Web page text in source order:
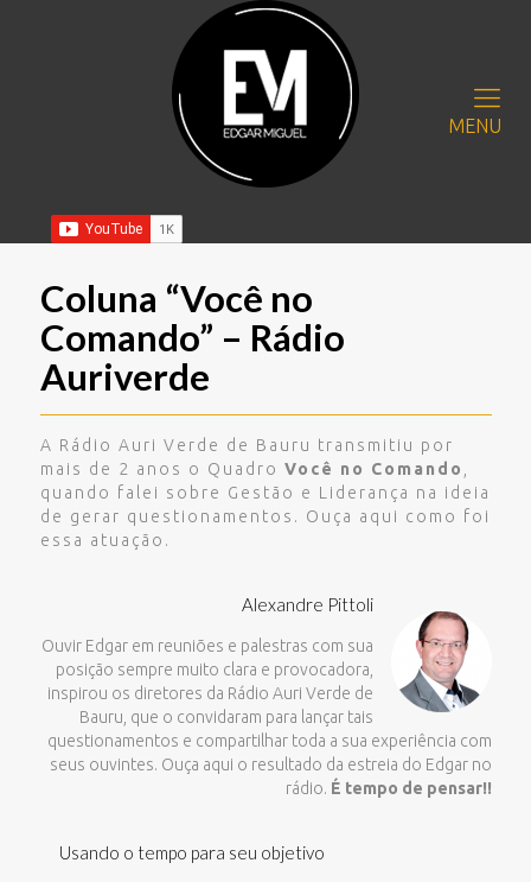
MENU
Coluna “Você no
Comando” – Rádio
Auriverde
A Rádio Auri Verde de Bauru transmitiu por
mais de 2 anos o Quadro Você no Comando
quando falei sobre Gestão e Liderança na ideia
de gerar questionamentos. Ouça aqui como foi
essa atuação.
Alexandre Pittoli
Ouvir Edgar em reuniões e palestras com sua
posição sempre muito clara e provocadora,
inspirou os diretores da Rádio Auri Verde de
Bauru, que o convidaram para lançar tais
questionamentos e compartilhar toda a sua experiência com
seus ouvintes. Ouça aqui o resultado da estreia do Edgar no
rádio. É tempo de pensar!!
Usando o tempo para seu objetivo